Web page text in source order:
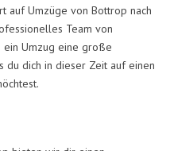
auf Umzüge von Bottrop nach
Team von
ein Umzug eine große
du dich in dieser Zeit auf einen